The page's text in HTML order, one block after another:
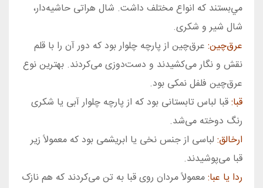
مي‌بستند كه انواع مختلف داشت. شال هراتی حاشيه‌دار،
شال شير و شكری.
عرق‌چين: عرق‌چين از پارچه چلوار بود كه دور آن را با قلم
نقش و نگار می‌كشيدند و دست‌دوزی می‌كردند. بهترين نوع
عرق‌چين فلفل نمكی بود.
قبا:قبا لباس تابستانی بود كه از پارچه چلوار آبی يا شكری
رنگ دوخته می‌شد.
ارخالق: لباسی از جنس نخی يا ابريشمی بود كه معمولاً زير
قبا می‌پوشيدند.
ردا يا عبا:معمولاً مردان روی قبا به تن می‌كردند كه هم نازک